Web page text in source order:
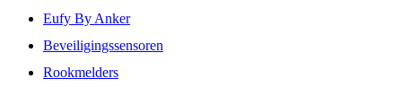
Eufy By Anker
Beveiligingssensoren
Rookmelders